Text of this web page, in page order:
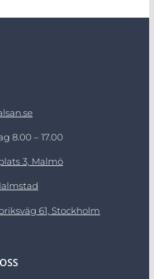
8.00 – 17.00
3, Malmö
61, Stockholm